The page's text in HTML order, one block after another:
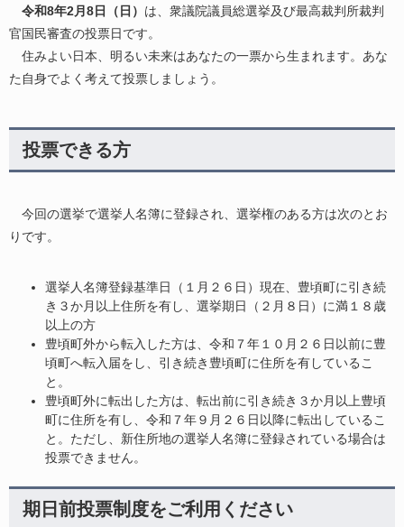
令和8年2月8日（日） は、衆議院議員総選挙及び最高裁判所裁判
官国民審査の投票日です。
住みよい日本、明るい未来はあなたの一票から生まれます。あな
た自身でよく考えて投票しましょう。
投票できる方
今回の選挙で選挙人名簿に登録され、選挙権のある方は次のとお
りです。
選挙人名簿登録基準日（１月２６日）現在、豊頃町に引き続
き３か月以上住所を有し、選挙期日（２月８日）に満１８歳
以上の方
豊頃町外から転入した方は、令和７年１０月２６日以前に豊
頃町へ転入届をし、引き続き豊頃町に住所を有しているこ
と。
豊頃町外に転出した方は、転出前に引き続き３か月以上豊頃
町に住所を有し、令和７年９月２６日以降に転出しているこ
と。ただし、新住所地の選挙人名簿に登録されている場合は
投票できません。
期日前投票制度をご利用ください